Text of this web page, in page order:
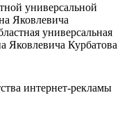
универсальной
Яковлевича
универсальная
Яковлевича Курбатова
интернет-рекламы